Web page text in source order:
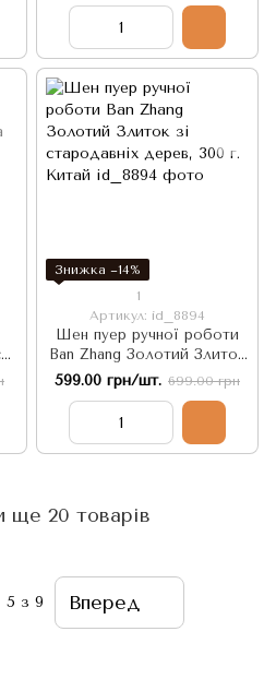
Знижка −14%
1
Артикул: id_8894
Шен пуер ручної роботи
Ban Zhang Золотий Злиток
зі стародавніх дерев, 300 г.
599.00 грн/шт. 699.00 грн
ще 20 товарів
5 з 9 Вперед